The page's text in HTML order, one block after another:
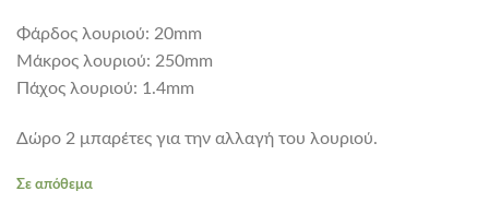
Φάρδος λουριού: 20mm
Mάκρος λουριού: 250mm
Πάχος λουριού: 1.4mm
Δώρο 2 μπαρέτες για την αλλαγή του λουριού.
Σε απόθεμα